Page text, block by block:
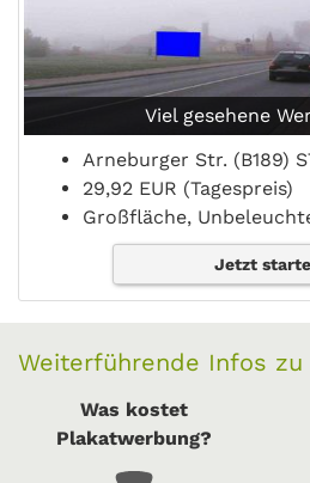
Viel gesehene
Arneburger Str. (B189)
29,92 EUR (Tagespreis)
Großfläche,
Jetzt
Weiterführende Infos zu
Was kostet
Plakatwerbung?